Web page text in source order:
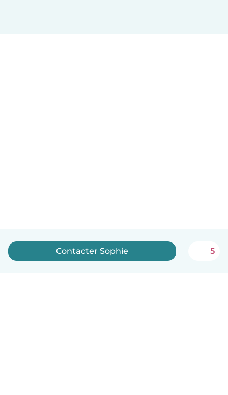
Contacter Sophie 5